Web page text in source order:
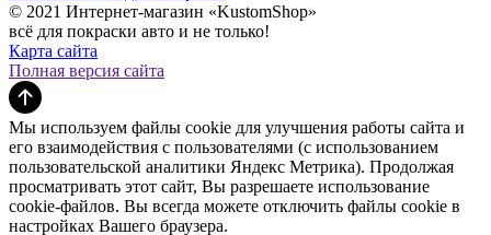
© 2021 Интернет-магазин «KustomShop»
всё для покраски авто и не только!
Карта сайта
Полная версия сайта
Мы используем файлы cookie для улучшения работы сайта и
его взаимодействия с пользователями (с использованием
пользовательской аналитики Яндекс Метрика). Продолжая
просматривать этот сайт, Вы разрешаете использование
cookie-файлов. Вы всегда можете отключить файлы cookie в
настройках Вашего браузера.